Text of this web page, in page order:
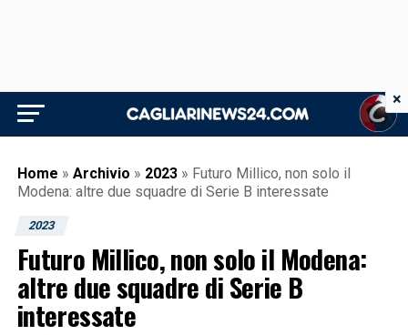
Home » Archivio » 2023 » Futuro Millico, non solo il
Modena: altre due squadre di Serie B interessate
2023
Futuro Millico, non solo il Modena:
altre due squadre di Serie B
interessate
×